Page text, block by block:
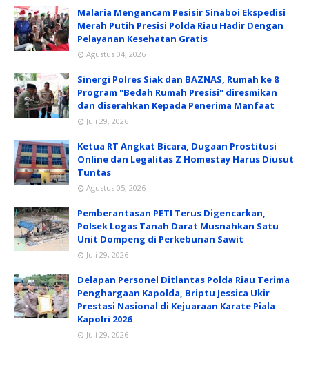
Malaria Mengancam Pesisir Sinaboi Ekspedisi
Merah Putih Presisi Polda Riau Hadir Dengan
Pelayanan Kesehatan Gratis
Agustus 04, 2026
Sinergi Polres Siak dan BAZNAS, Rumah ke 8
Program "Bedah Rumah Presisi" diresmikan
dan diserahkan Kepada Penerima Manfaat
Juli 29, 2026
Ketua RT Angkat Bicara, Dugaan Prostitusi
Online dan Legalitas Z Homestay Harus Diusut
Tuntas
Agustus 05, 2026
Pemberantasan PETI Terus Digencarkan,
Polsek Logas Tanah Darat Musnahkan Satu
Unit Dompeng di Perkebunan Sawit
Juli 29, 2026
Delapan Personel Ditlantas Polda Riau Terima
Penghargaan Kapolda, Briptu Jessica Ukir
Prestasi Nasional di Kejuaraan Karate Piala
Kapolri 2026
Juli 29, 2026